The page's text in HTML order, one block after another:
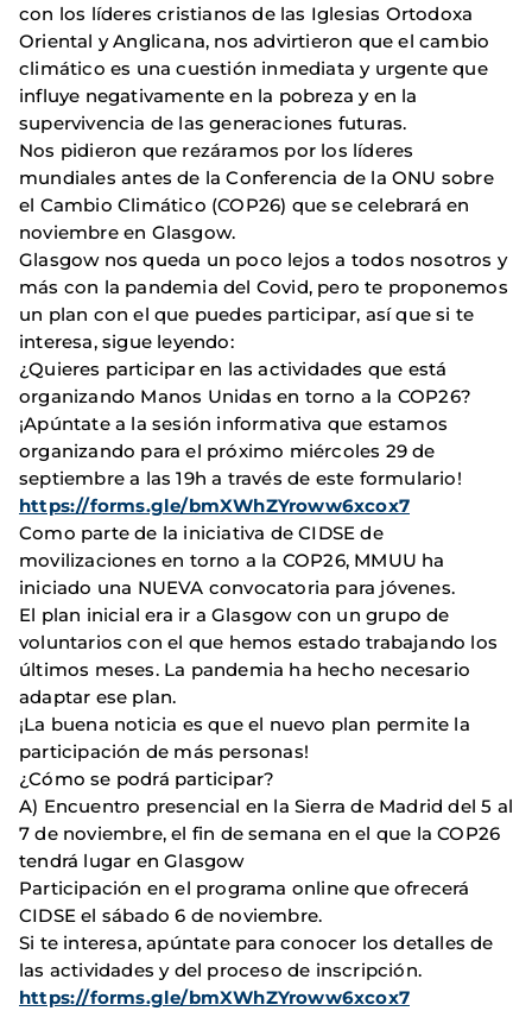
con los líderes cristianos de las Iglesias Ortodoxa
Oriental y Anglicana, nos advirtieron que el cambio
climático es una cuestión inmediata y urgente que
influye negativamente en la pobreza y en la
supervivencia de las generaciones futuras.
Nos pidieron que rezáramos por los líderes
mundiales antes de la Conferencia de la ONU sobre
el Cambio Climático (COP26) que se celebrará en
noviembre en Glasgow.
Glasgow nos queda un poco lejos a todos nosotros y
más con la pandemia del Covid, pero te proponemos
un plan con el que puedes participar, así que si te
interesa, sigue leyendo:
¿Quieres participar en las actividades que está
organizando Manos Unidas en torno a la COP26?
¡Apúntate a la sesión informativa que estamos
organizando para el próximo miércoles 29 de
septiembre a las 19h a través de este formulario!
https://forms.gle/bmXWhZYroww6xcox7
Como parte de la iniciativa de CIDSE de
movilizaciones en torno a la COP26, MMUU ha
iniciado una NUEVA convocatoria para jóvenes.
El plan inicial era ir a Glasgow con un grupo de
voluntarios con el que hemos estado trabajando los
últimos meses. La pandemia ha hecho necesario
adaptar ese plan.
¡La buena noticia es que el nuevo plan permite la
participación de más personas!
¿Cómo se podrá participar?
A) Encuentro presencial en la Sierra de Madrid del 5 al
7 de noviembre, el fin de semana en el que la COP26
tendrá lugar en Glasgow
Participación en el programa online que ofrecerá
CIDSE el sábado 6 de noviembre.
Si te interesa, apúntate para conocer los detalles de
las actividades y del proceso de inscripción.
https://forms.gle/bmXWhZYroww6xcox7